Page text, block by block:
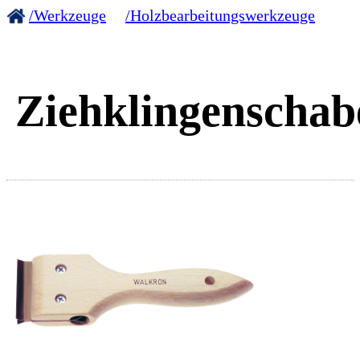
/Werkzeuge /Holzbearbeitungswerkzeuge